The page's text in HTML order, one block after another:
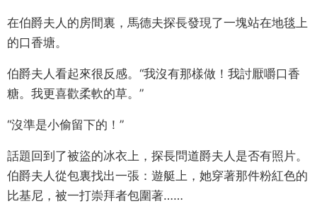
在伯爵夫人的房間裏，馬德夫探長發現了一塊站在地毯上
的口香塘。
伯爵夫人看起來很反感。“我沒有那樣做！我討厭嚼口香
糖。我更喜歡柔軟的草。”
“沒準是小偷留下的！”
話題回到了被盜的冰衣上，探長問道爵夫人是否有照片。
伯爵夫人從包裏找出一張：遊艇上，她穿著那件粉紅色的
比基尼，被一打崇拜者包圍著……